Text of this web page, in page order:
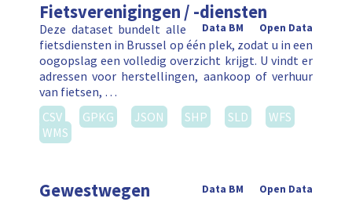
Fietsverenigingen / -diensten
Open Data
Data BM
Deze dataset bundelt alle
fietsdiensten in Brussel op één plek, zodat u in een
oogopslag een volledig overzicht krijgt. U vindt er
adressen voor herstellingen, aankoop of verhuur
van fietsen, …
CSV
GPKG JSON SHP SLD
WFS
WMS
Gewestwegen Open Data
Data BM